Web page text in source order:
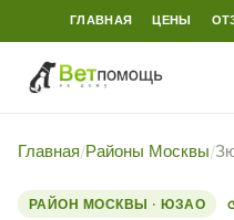
ГЛАВНАЯ ЦЕНЫ
Главная/Районы Москвы/
РАЙОН МОСКВЫ · ЮЗАО